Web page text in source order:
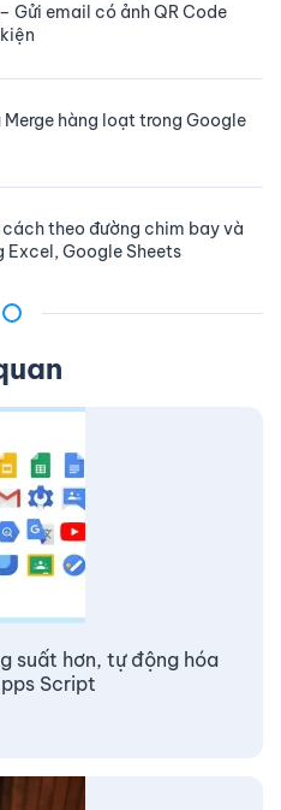
Gửi email có ảnh QR Code
hàng loạt trong Google
theo đường chim bay và
Google Sheets
suất hơn, tự động hóa
Script